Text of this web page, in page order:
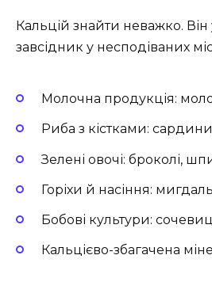
Кальцій знайти неважко.
завсідник у несподіваних
Молочна продукція:
Риба з кістками:
Зелені овочі: броколі,
Горіхи й насіння:
Бобові культури:
Кальцієво-збагачена